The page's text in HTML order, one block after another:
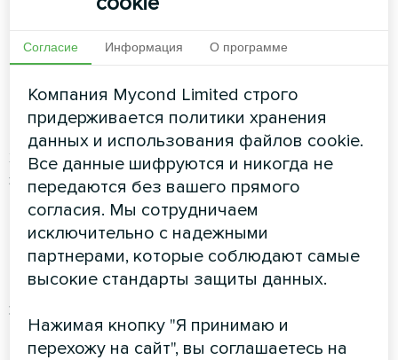
насос?
Насосное оборудование способствует
принудительной циркуляции теплоносителя и
характеризуется низким уровнем
энергопотребления. Таким образом,
недорогое компактное устройство помогает
решить проблему низкой эффективности
отопительной системы (особенно, в старых
домах).
Экономия на тепле при наличии газового
котла.
Согласие Информация О программе
Компания Mycond Limited строго
придерживается политики хранения
данных и использования файлов cookie.
Все данные шифруются и никогда не
передаются без вашего прямого
согласия. Мы сотрудничаем
исключительно с надежными
партнерами, которые соблюдают самые
высокие стандарты защиты данных.
Нажимая кнопку "Я принимаю и
перехожу на сайт", вы соглашаетесь на